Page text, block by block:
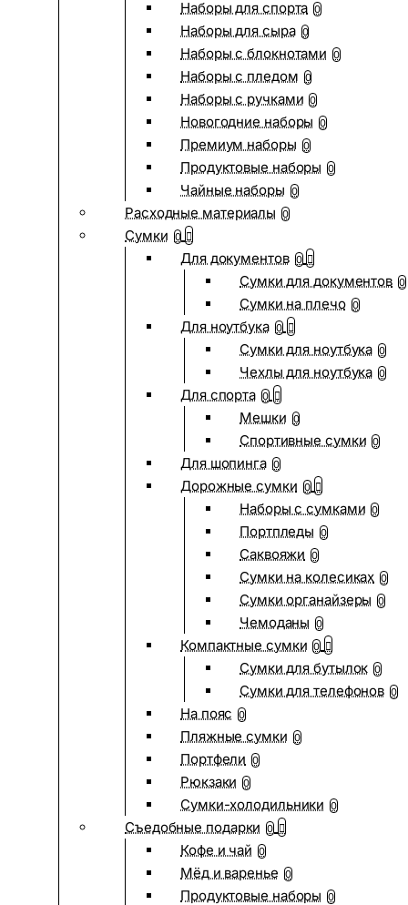
Наборы для спорта 0
Наборы для сыра 0
Наборы с блокнотами 0
Наборы с пледом 0
Наборы с ручками 0
Новогодние наборы 0
Премиум наборы 0
Продуктовые наборы 0
Чайные наборы 0
Расходные материалы 0
Сумки 0
Для документов 0
Сумки для документов 0
Сумки на плечо 0
Для ноутбука 0
Сумки для ноутбука 0
Чехлы для ноутбука 0
Для спорта 0
Мешки 0
Спортивные сумки 0
Для шопинга 0
Дорожные сумки 0
Наборы с сумками 0
Портпледы 0
Саквояжи 0
Сумки на колесиках 0
Сумки органайзеры 0
Чемоданы 0
Компактные сумки 0
Сумки для бутылок 0
Сумки для телефонов 0
На пояс 0
Пляжные сумки 0
Портфели 0
Рюкзаки 0
Сумки-холодильники 0
Съедобные подарки 0
Кофе и чай 0
Мёд и варенье 0
Продуктовые наборы 0